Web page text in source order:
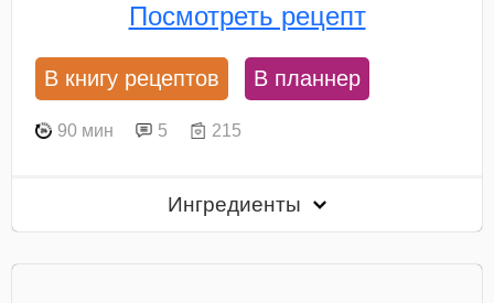
Посмотреть рецепт
В книгу рецептов В планнер
90 мин 5 215
Ингредиенты